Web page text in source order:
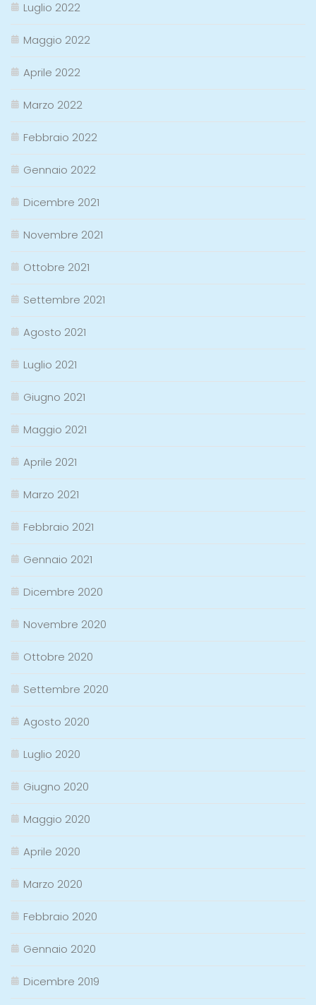
Luglio 2022
Maggio 2022
Aprile 2022
Marzo 2022
Febbraio 2022
Gennaio 2022
Dicembre 2021
Novembre 2021
Ottobre 2021
Settembre 2021
Agosto 2021
Luglio 2021
Giugno 2021
Maggio 2021
Aprile 2021
Marzo 2021
Febbraio 2021
Gennaio 2021
Dicembre 2020
Novembre 2020
Ottobre 2020
Settembre 2020
Agosto 2020
Luglio 2020
Giugno 2020
Maggio 2020
Aprile 2020
Marzo 2020
Febbraio 2020
Gennaio 2020
Dicembre 2019